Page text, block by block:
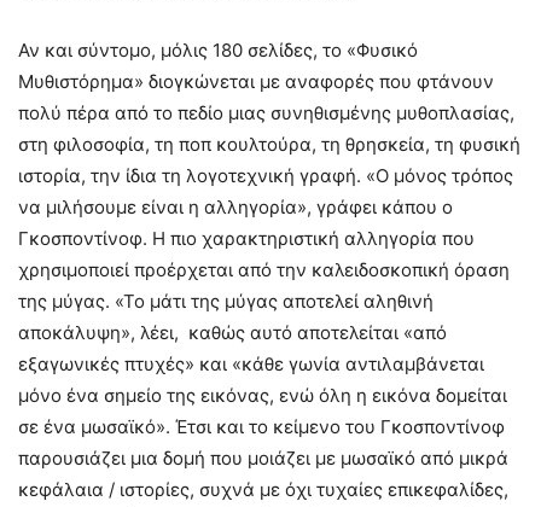
Αν και σύντομο, μόλις 180 σελίδες, το «Φυσικό
Μυθιστόρημα» διογκώνεται με αναφορές που φτάνουν
πολύ πέρα από το πεδίο μιας συνηθισμένης μυθοπλασίας,
στη φιλοσοφία, τη ποπ κουλτούρα, τη θρησκεία, τη φυσική
ιστορία, την ίδια τη λογοτεχνική γραφή. «Ο μόνος τρόπος
να μιλήσουμε είναι η αλληγορία», γράφει κάπου ο
Γκοσποντίνοφ. Η πιο χαρακτηριστική αλληγορία που
χρησιμοποιεί προέρχεται από την καλειδοσκοπική όραση
της μύγας. «Το μάτι της μύγας αποτελεί αληθινή
αποκάλυψη», λέει, καθώς αυτό αποτελείται «από
εξαγωνικές πτυχές» και «κάθε γωνία αντιλαμβάνεται
μόνο ένα σημείο της εικόνας, ενώ όλη η εικόνα δομείται
σε ένα μωσαϊκό». Έτσι και το κείμενο του Γκοσποντίνοφ
παρουσιάζει μια δομή που μοιάζει με μωσαϊκό από μικρά
κεφάλαια / ιστορίες, συχνά με όχι τυχαίες επικεφαλίδες,